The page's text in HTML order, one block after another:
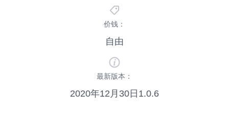
价钱：
自由
最新版本：
2020年12月30日1.0.6